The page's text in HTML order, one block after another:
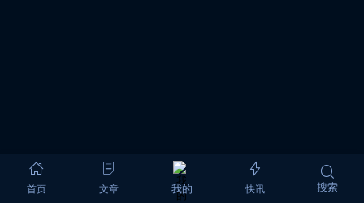
首页 文章 我的 快讯 搜索